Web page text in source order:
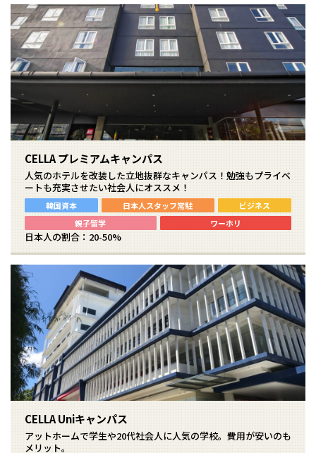
CELLA プレミアムキャンパス
人気のホテルを改装した立地抜群なキャンパス！勉強もプライベ
ートも充実させたい社会人にオススメ！
韓国資本 日本人スタッフ常駐
ビジネス
親子留学
ワーホリ
日本人の割合：20-50%
CELLA Uniキャンパス
アットホームで学生や20代社会人に人気の学校。費用が安いのも
メリット。